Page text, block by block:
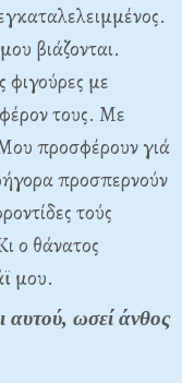
βιάζονται.
φιγούρες με
τους. Με
προσφέρουν γιά
προσπερνούν
τούς
ο θάνατος
μου.
αυτού, ωσεί άνθος